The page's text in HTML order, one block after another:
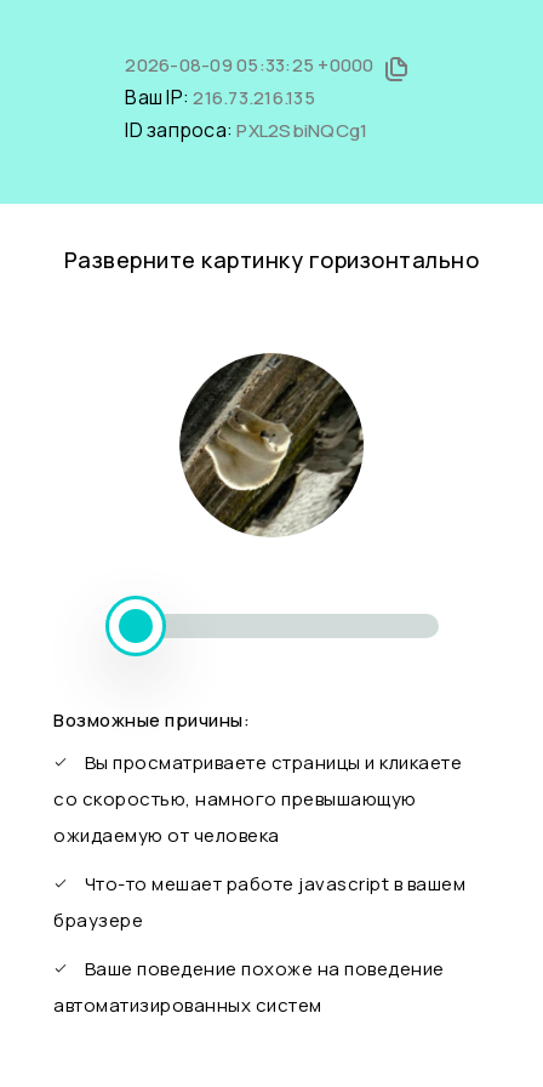
2026-08-09 05:33:25 +0000
Ваш IP:216.73.216.135
ID запроса:PXL2SbiNQCg1
Разверните картинку горизонтально
Возможные причины:
Вы просматриваете страницы и кликаете
со скоростью, намного превышающую
ожидаемую от человека
Что-то мешает работе javascript в вашем
браузере
Ваше поведение похоже на поведение
автоматизированных систем